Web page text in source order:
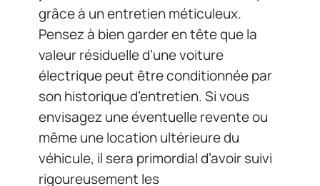
grâce à un entretien méticuleux.
Pensez à bien garder en tête que la
valeur résiduelle d’une voiture
électrique peut être conditionnée par
son historique d’entretien. Si vous
envisagez une éventuelle revente ou
même une location ultérieure du
véhicule, il sera primordial d’avoir suivi
rigoureusement les